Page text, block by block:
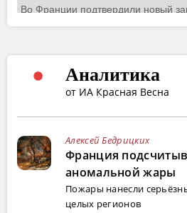
Аналитика
от ИА Красная Весна
Алексей Бедрицких
Франция
аномальной жары
Пожары нанесли
целых регионов